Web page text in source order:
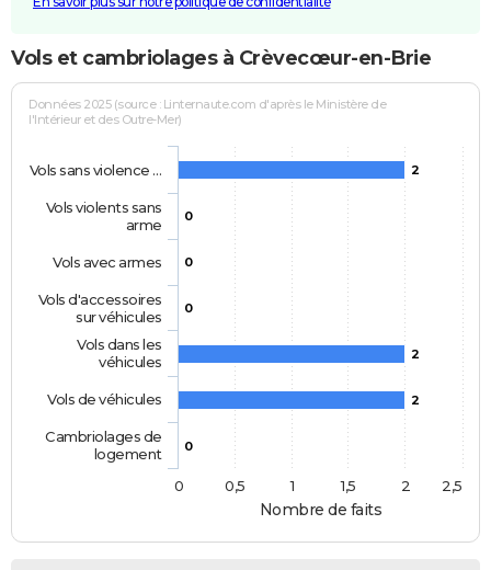
Vols et cambriolages à Crèvecœur-en-Brie
Nombre de faits
Données 2025 (source : Linternaute.com d'après le Ministère de
l'Intérieur et des Outre-Mer)
2
0
0
0
2
2
0
Vols sans violence …
Vols violents sans
arme
Vols avec armes
Vols d'accessoires
sur véhicules
Vols dans les
véhicules
Vols de véhicules
Cambriolages de
logement
0
0,5 1 1,5 2 2,5